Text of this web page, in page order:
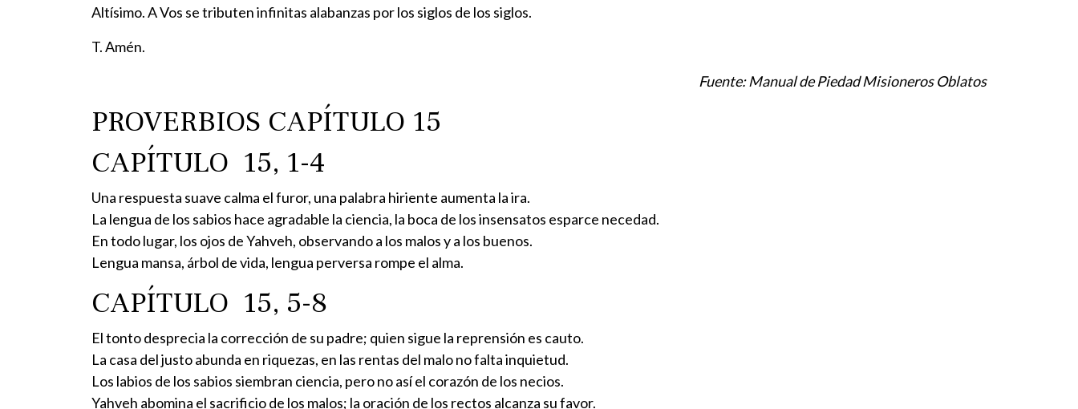
Altísimo. A Vos se tributen infinitas alabanzas por los siglos de los siglos.
T. Amén.
Fuente: Manual de Piedad Misioneros Oblatos
PROVERBIOS CAPÍTULO 15
CAPÍTULO 15, 1-4
Una respuesta suave calma el furor, una palabra hiriente aumenta la ira.
La lengua de los sabios hace agradable la ciencia, la boca de los insensatos esparce necedad.
En todo lugar, los ojos de Yahveh, observando a los malos y a los buenos.
Lengua mansa, árbol de vida, lengua perversa rompe el alma.
CAPÍTULO 15, 5-8
El tonto desprecia la corrección de su padre; quien sigue la reprensión es cauto.
La casa del justo abunda en riquezas, en las rentas del malo no falta inquietud.
Los labios de los sabios siembran ciencia, pero no así el corazón de los necios.
Yahveh abomina el sacrificio de los malos; la oración de los rectos alcanza su favor.